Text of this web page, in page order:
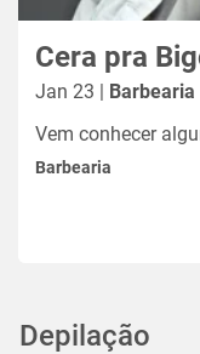
Cera pra
Jan 23 | Barbearia
Vem conhecer
Barbearia
Depilação